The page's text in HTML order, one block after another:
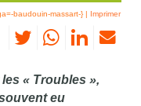
baudouin-massart-} | Imprimer
« Troubles »,
eu